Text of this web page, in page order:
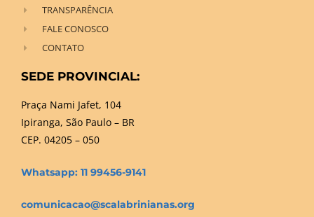
TRANSPARÊNCIA
FALE CONOSCO
CONTATO
SEDE PROVINCIAL:
Praça Nami Jafet, 104
Ipiranga, São Paulo – BR
CEP. 04205 – 050
Whatsapp: 11 99456-9141
comunicacao@scalabrinianas.org